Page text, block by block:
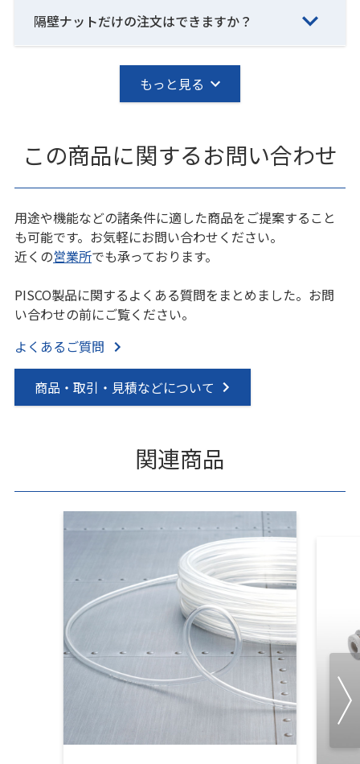
隔壁ナットだけの注文はできますか？
もっと見る
この商品に関するお問い合わせ
用途や機能などの諸条件に適した商品をご提案すること
も可能です。お気軽にお問い合わせください。
近くの営業所でも承っております。
PISCO製品に関するよくある質問をまとめました。お問
い合わせの前にご覧ください。
よくあるご質問
商品・取引・見積などについて
関連商品